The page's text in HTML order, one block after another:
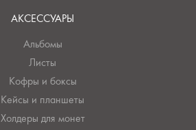
АКСЕССУАРЫ
Альбомы
Листы
Кофры и боксы
Кейсы и планшеты
Холдеры для монет